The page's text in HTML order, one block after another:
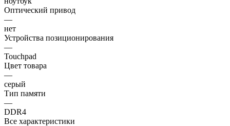
Оптический привод
—
нет
Устройства позиционирования
—
Touchpad
Цвет товара
—
серый
Тип памяти
—
DDR4
Все характеристики